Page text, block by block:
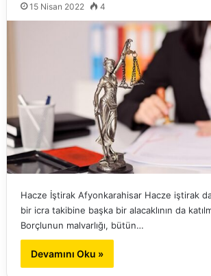
15 Nisan 2022 4
Hacze İştirak Afyonkarahisar Hacze iştirak
bir icra takibine başka bir alacaklının da
Borçlunun malvarlığı, bütün…
Devamını Oku »